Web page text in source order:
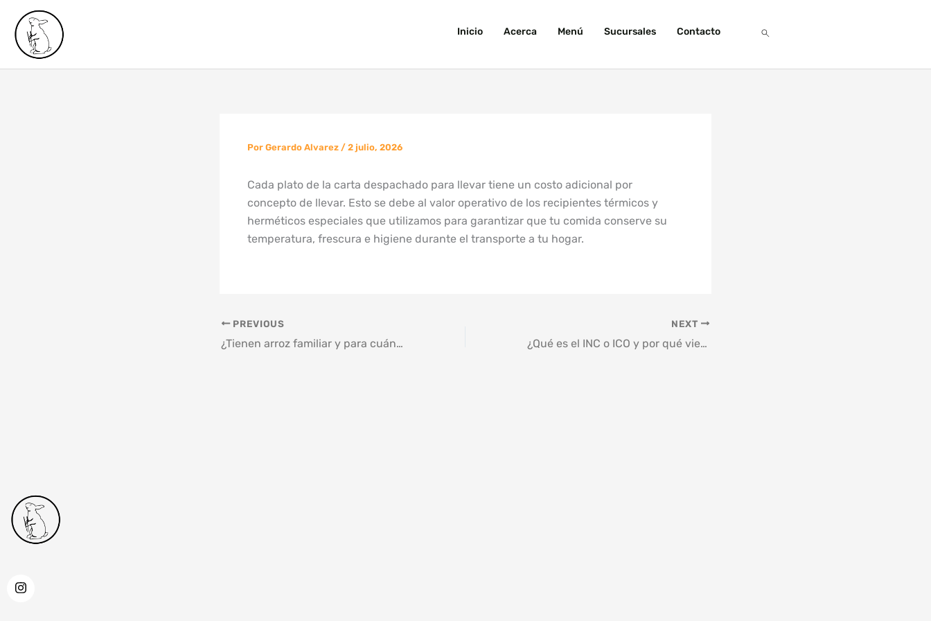
contenido
Inicio Acerca Menú Sucursales Contacto
Por Gerardo Alvarez / 2 julio, 2026
Cada plato de la carta despachado para llevar tiene un costo adicional por
concepto de llevar. Esto se debe al valor operativo de los recipientes térmicos y
herméticos especiales que utilizamos para garantizar que tu comida conserve su
temperatura, frescura e higiene durante el transporte a tu hogar.
PREVIOUS
¿Tienen arroz familiar y para cuántas personas alcanza?
NEXT
¿Qué es el INC o ICO y por qué viene reflejado en mi factura?